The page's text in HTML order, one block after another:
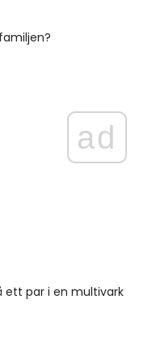
ad
ett par i en multivark